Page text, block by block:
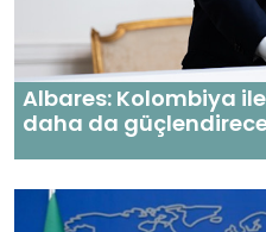
Albares: Kolombiya
daha da